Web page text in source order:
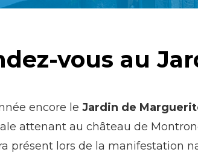
vous au
encore le Jardin de
attenant au château de
présent lors de la manifestation